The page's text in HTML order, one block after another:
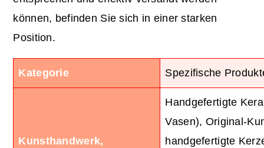
können, befinden Sie sich in einer starken
Position.
Kategorie Spezifische
Kunsthandwerk,
Handgefertigte
Vasen), Original-
handgefertigte